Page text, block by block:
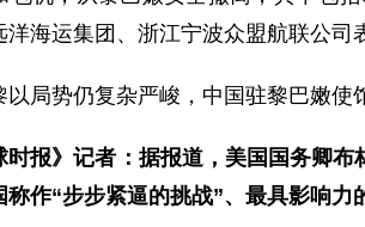
洋海运集团、浙江宁波众盟航联公司
以局势仍复杂严峻，中国驻黎巴嫩
时报》记者：据报道，美国国务卿
称作“步步紧逼的挑战”、最具影响